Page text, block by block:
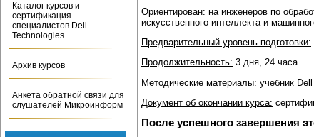
Каталог курсов и
сертификация
специалистов Dell
Technologies
Архив курсов
Анкета обратной связи для
слушателей Микроинформ
Ориентирован: на инженеров по
искусственного интеллекта и
Предварительный уровень подготовки:
Продолжительность: 3 дня, 24 часа.
Методические материалы: учебник
Документ об окончании курса:
После успешного завершения